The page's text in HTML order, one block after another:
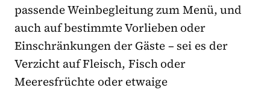
passende Weinbegleitung zum Menü, und
auch auf bestimmte Vorlieben oder
Einschränkungen der Gäste – sei es der
Verzicht auf Fleisch, Fisch oder
Meeresfrüchte oder etwaige